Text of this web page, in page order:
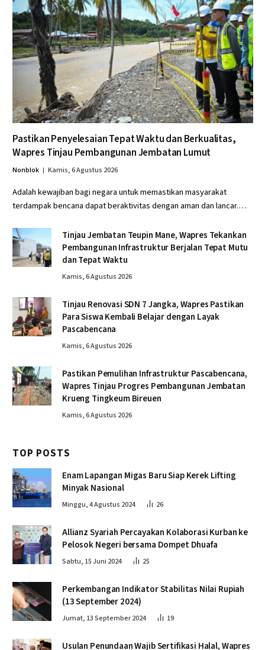
Pastikan Penyelesaian Tepat Waktu dan Berkualitas,
Wapres Tinjau Pembangunan Jembatan Lumut
Nonblok Kamis, 6 Agustus 2026
Adalah kewajiban bagi negara untuk memastikan masyarakat
terdampak bencana dapat beraktivitas dengan aman dan lancar.…
Tinjau Jembatan Teupin Mane, Wapres Tekankan
Pembangunan Infrastruktur Berjalan Tepat Mutu
dan Tepat Waktu
Kamis, 6 Agustus 2026
Tinjau Renovasi SDN 7 Jangka, Wapres Pastikan
Para Siswa Kembali Belajar dengan Layak
Pascabencana
Kamis, 6 Agustus 2026
Pastikan Pemulihan Infrastruktur Pascabencana,
Wapres Tinjau Progres Pembangunan Jembatan
Krueng Tingkeum Bireuen
Kamis, 6 Agustus 2026
TOP POSTS
Enam Lapangan Migas Baru Siap Kerek Lifting
Minyak Nasional
Minggu, 4 Agustus 2024 26
Allianz Syariah Percayakan Kolaborasi Kurban ke
Pelosok Negeri bersama Dompet Dhuafa
Sabtu, 15 Juni 2024 25
Perkembangan Indikator Stabilitas Nilai Rupiah
(13 September 2024)
Jumat, 13 September 2024 19
Usulan Penundaan Wajib Sertifikasi Halal, Wapres